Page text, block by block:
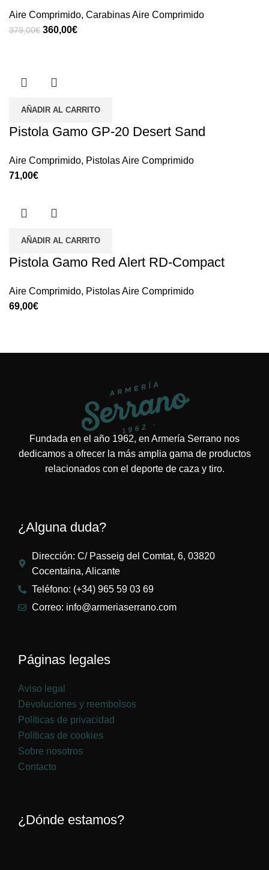
Aire Comprimido, Carabinas Aire Comprimido
379,00€ 360,00€
AÑADIR AL CARRITO
Pistola Gamo GP-20 Desert Sand
Aire Comprimido, Pistolas Aire Comprimido
€
AÑADIR AL CARRITO
Pistola Gamo Red Alert RD-Compact
Aire Comprimido, Pistolas Aire Comprimido
€
Fundada en el año 1962, en Armería Serrano nos
dedicamos a ofrecer la más amplia gama de productos
relacionados con el deporte de caza y tiro.
¿Alguna duda?
Dirección: C/ Passeig del Comtat, 6, 03820
Cocentaina, Alicante
Teléfono: (+34) 965 59 03 69
Correo: info@armeriaserrano.com
Páginas legales
Aviso legal
Devoluciones y reembolsos
Políticas de privacidad
Políticas de cookies
Sobre nosotros
Contacto
¿Dónde estamos?